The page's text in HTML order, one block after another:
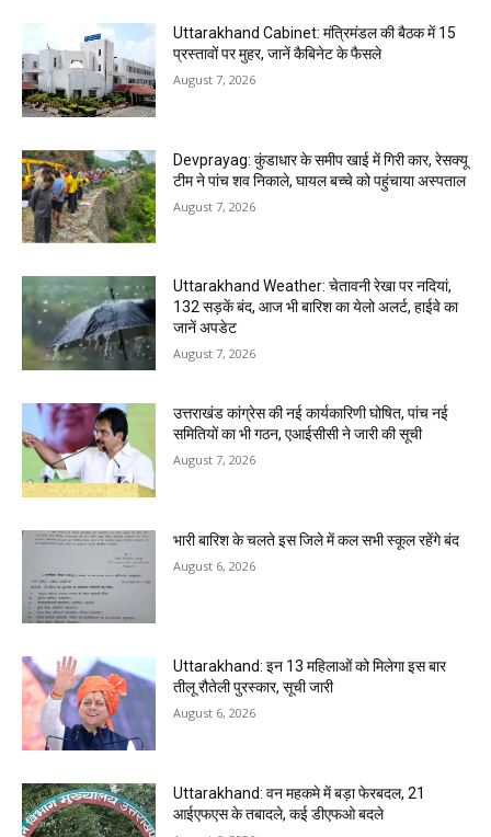
Uttarakhand Cabinet: मंत्रिमंडल की बैठक में 15
प्रस्तावों पर मुहर, जानें कैबिनेट के फैसले
August 7, 2026
Devprayag: कुंडाधार के समीप खाई में गिरी कार, रेसक्यू
टीम ने पांच शव निकाले, घायल बच्चे को पहुंचाया अस्पताल
August 7, 2026
Uttarakhand Weather: चेतावनी रेखा पर नदियां,
132 सड़कें बंद, आज भी बारिश का येलो अलर्ट, हाईवे का
जानें अपडेट
August 7, 2026
उत्तराखंड कांग्रेस की नई कार्यकारिणी घोषित, पांच नई
समितियों का भी गठन, एआईसीसी ने जारी की सूची
August 7, 2026
भारी बारिश के चलते इस जिले में कल सभी स्कूल रहेंगे बंद
August 6, 2026
Uttarakhand: इन 13 महिलाओं को मिलेगा इस बार
तीलू रौतेली पुरस्कार, सूची जारी
August 6, 2026
Uttarakhand: वन महकमे में बड़ा फेरबदल, 21
आईएफएस के तबादले, कई डीएफओ बदले